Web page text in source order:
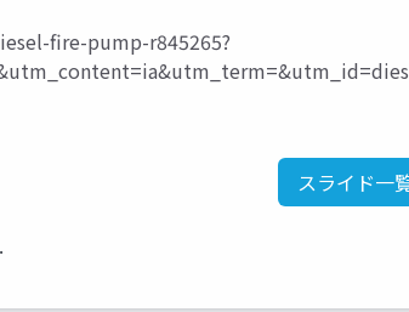
fire-pump-r845265?
スライド一